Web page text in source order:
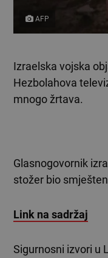
AFP
Izraelska vojska
Hezbolahova
mnogo žrtava.
Glasnogovornik
stožer bio
Link na sadržaj
Sigurnosni izvori u